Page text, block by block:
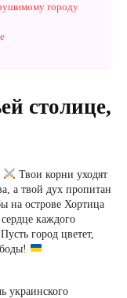
городу
столице,
Твои корни уходят
а твой дух пропитан
на острове Хортица
каждого
город цветет,
украинского